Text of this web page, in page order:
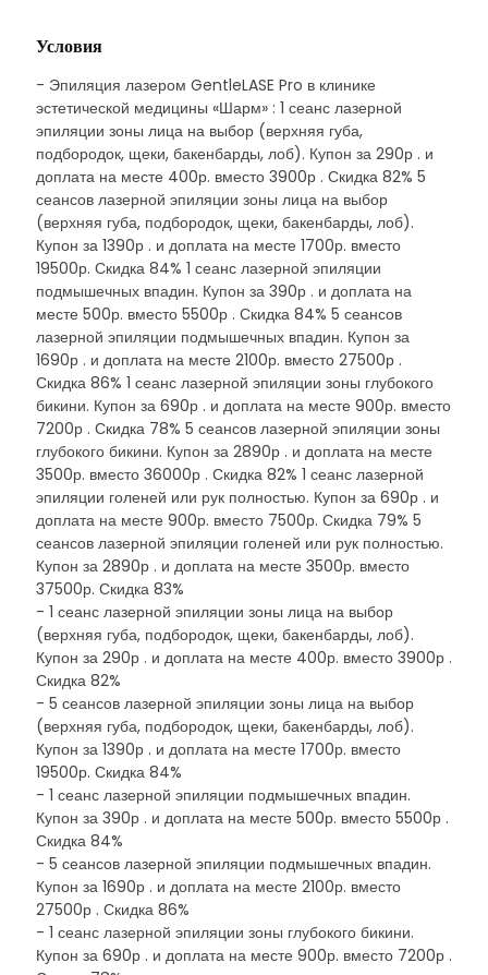
Условия
- Эпиляция лазером GentleLASE Pro в клинике
эстетической медицины «Шарм» : 1 сеанс лазерной
эпиляции зоны лица на выбор (верхняя губа,
подбородок, щеки, бакенбарды, лоб). Купон за 290р . и
доплата на месте 400р. вместо 3900р . Скидка 82% 5
сеансов лазерной эпиляции зоны лица на выбор
(верхняя губа, подбородок, щеки, бакенбарды, лоб).
Купон за 1390р . и доплата на месте 1700р. вместо
19500р. Скидка 84% 1 сеанс лазерной эпиляции
подмышечных впадин. Купон за 390р . и доплата на
месте 500р. вместо 5500р . Скидка 84% 5 сеансов
лазерной эпиляции подмышечных впадин. Купон за
1690р . и доплата на месте 2100р. вместо 27500р .
Скидка 86% 1 сеанс лазерной эпиляции зоны глубокого
бикини. Купон за 690р . и доплата на месте 900р. вместо
7200р . Скидка 78% 5 сеансов лазерной эпиляции зоны
глубокого бикини. Купон за 2890р . и доплата на месте
3500р. вместо 36000р . Скидка 82% 1 сеанс лазерной
эпиляции голеней или рук полностью. Купон за 690р . и
доплата на месте 900р. вместо 7500р. Скидка 79% 5
сеансов лазерной эпиляции голеней или рук полностью.
Купон за 2890р . и доплата на месте 3500р. вместо
37500р. Скидка 83%
- 1 сеанс лазерной эпиляции зоны лица на выбор
(верхняя губа, подбородок, щеки, бакенбарды, лоб).
Купон за 290р . и доплата на месте 400р. вместо 3900р .
Скидка 82%
- 5 сеансов лазерной эпиляции зоны лица на выбор
(верхняя губа, подбородок, щеки, бакенбарды, лоб).
Купон за 1390р . и доплата на месте 1700р. вместо
19500р. Скидка 84%
- 1 сеанс лазерной эпиляции подмышечных впадин.
Купон за 390р . и доплата на месте 500р. вместо 5500р .
Скидка 84%
- 5 сеансов лазерной эпиляции подмышечных впадин.
Купон за 1690р . и доплата на месте 2100р. вместо
27500р . Скидка 86%
- 1 сеанс лазерной эпиляции зоны глубокого бикини.
Купон за 690р . и доплата на месте 900р. вместо 7200р .